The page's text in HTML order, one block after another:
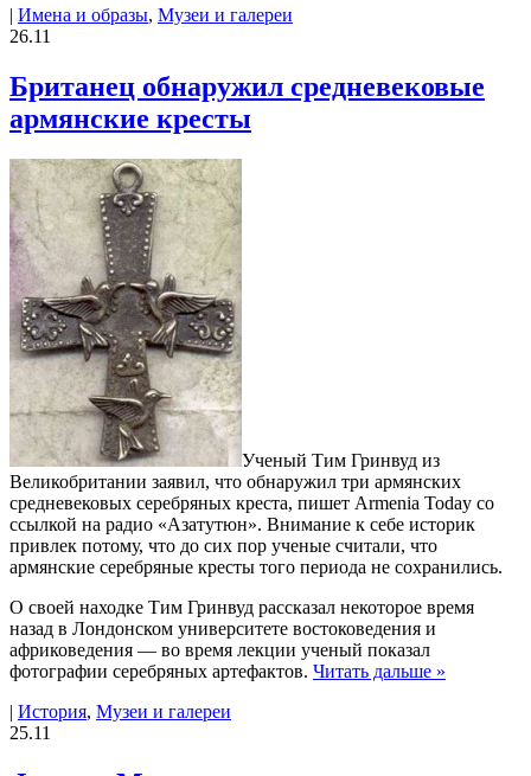
| Имена и образы, Музеи и галереи
26.11
Британец обнаружил средневековые
армянские кресты
Ученый Тим Гринвуд из
Великобритании заявил, что обнаружил три армянских
средневековых серебряных креста, пишет Armenia Today со
ссылкой на радио «Азатутюн». Внимание к себе историк
привлек потому, что до сих пор ученые считали, что
армянские серебряные кресты того периода не сохранились.
О своей находке Тим Гринвуд рассказал некоторое время
назад в Лондонском университете востоковедения и
африковедения — во время лекции ученый показал
фотографии серебряных артефактов. Читать дальше »
| История, Музеи и галереи
25.11